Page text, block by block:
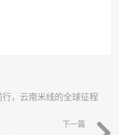
，云南米线的全球征程
下一篇